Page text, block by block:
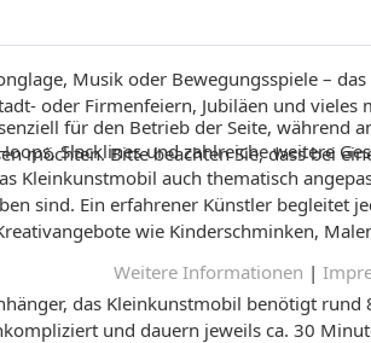
Musik oder Bewegungsspiele –
oder Firmenfeiern, Jubiläen und
Slacklines und zahlreiche weitere
Kleinkunstmobil auch thematisch
sind. Ein erfahrener Künstler begleitet
wie Kinderschminken,
das Kleinkunstmobil benötigt
und dauern jeweils ca. 30
für den Betrieb der Seite, während
möchten. Bitte beachten Sie, dass
Weitere Informationen |